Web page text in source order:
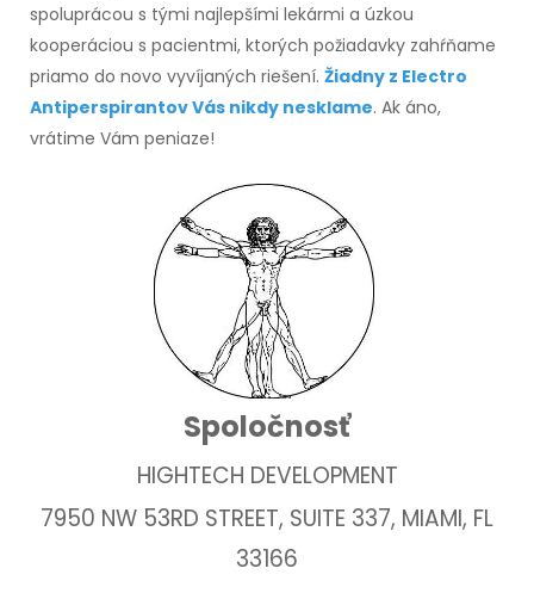
spoluprácou s tými najlepšími lekármi a úzkou
kooperáciou s pacientmi, ktorých požiadavky zahŕňame
priamo do novo vyvíjaných riešení. Žiadny z Electro
Antiperspirantov Vás nikdy nesklame. Ak áno,
vrátime Vám peniaze!
Spoločnosť
HIGHTECH DEVELOPMENT
7950 NW 53RD STREET, SUITE 337, MIAMI, FL
33166